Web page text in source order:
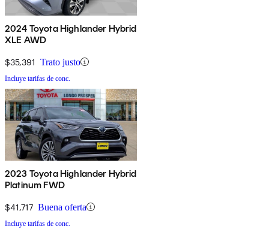
2024 Toyota Highlander Hybrid
XLE AWD
$35,391 Trato justo
Incluye tarifas de conc.
2023 Toyota Highlander Hybrid
Platinum FWD
$41,717 Buena oferta
Incluye tarifas de conc.